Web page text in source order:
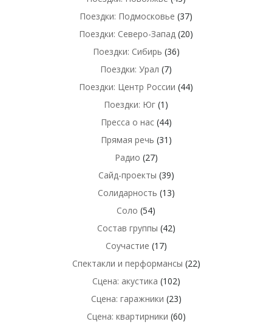
Поездки: Подмосковье (37)
Поездки: Северо-Запад (20)
Поездки: Сибирь (36)
Поездки: Урал (7)
Поездки: Центр России (44)
Поездки: Юг (1)
Пресса о нас(44)
Прямая речь (31)
Радио (27)
Сайд-проекты (39)
Солидарность (13)
Соло (54)
Состав группы (42)
Соучастие (17)
Спектакли и перформансы (22)
Сцена: акустика (102)
Сцена: гаражники (23)
Сцена: квартирники (60)